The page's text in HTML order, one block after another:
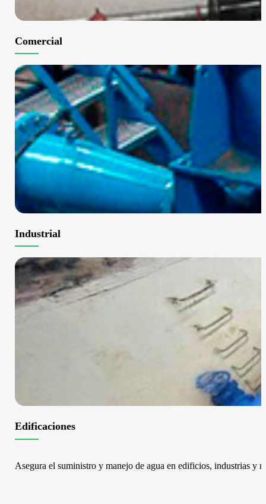
Comercial
Industrial
Edificaciones
Asegura el suministro y manejo de agua en edificios, industrias y